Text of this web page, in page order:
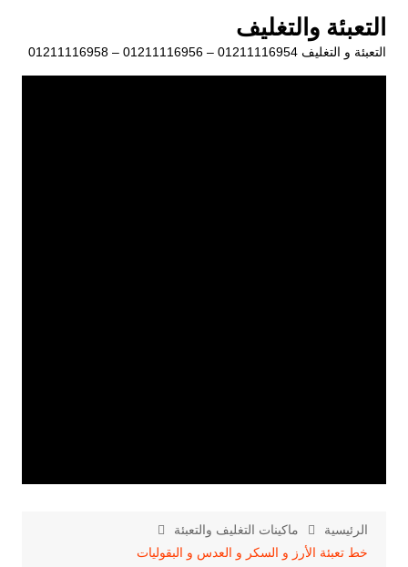
المحتوى
التعبئة والتغليف
التعبئة و التغليف 01211116954 – 01211116956 – 01211116958
الرئيسية
ماكينات التغليف والتعبئة
خط تعبئة الأرز و السكر و العدس و البقوليات